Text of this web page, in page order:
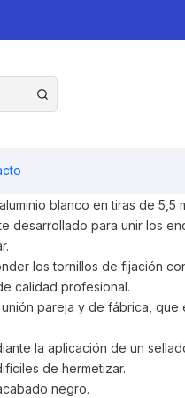
unión de dos planchas
blanco en tiras de 5,5
desarrollado para unir los
los tornillos de fijación
calidad profesional.
unión pareja y de fábrica,
la aplicación de un
de hermetizar.
negro.